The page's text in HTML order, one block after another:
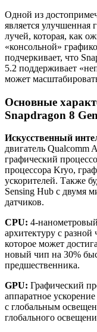
Одной из
является улучшенная
лучей, которая, как
«консольной»
подчеркивает, что
5.2 поддерживает
может
Основные
Snapdragon 8
Искусственный
двигатель Qualcomm
графический
процессора Kryo,
ускорителей. Также
Sensing Hub с двумя
датчиков.
CPU: 4-
архитектуру с разной
которое может
новый чип на 30%
предшественника.
GPU: Графический
аппаратное
с глобальным
глобального